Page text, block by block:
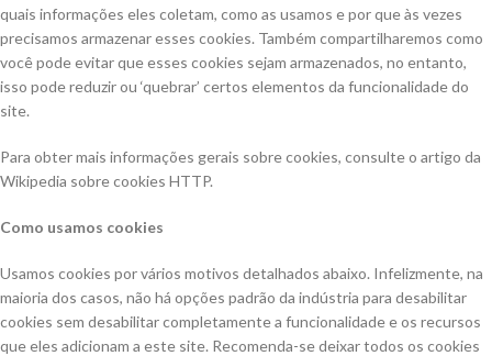
quais informações eles coletam, como as usamos e por que às vezes
precisamos armazenar esses cookies. Também compartilharemos como
você pode evitar que esses cookies sejam armazenados, no entanto,
isso pode reduzir ou ‘quebrar’ certos elementos da funcionalidade do
site.
Para obter mais informações gerais sobre cookies, consulte o artigo da
Wikipedia sobre cookies HTTP.
Como usamos cookies
Usamos cookies por vários motivos detalhados abaixo. Infelizmente, na
maioria dos casos, não há opções padrão da indústria para desabilitar
cookies sem desabilitar completamente a funcionalidade e os recursos
que eles adicionam a este site. Recomenda-se deixar todos os cookies